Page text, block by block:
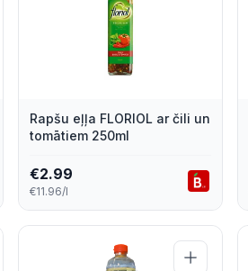
Rapšu eļļa FLORIOL ar čili un
tomātiem 250ml
€2.99
€11.96/l